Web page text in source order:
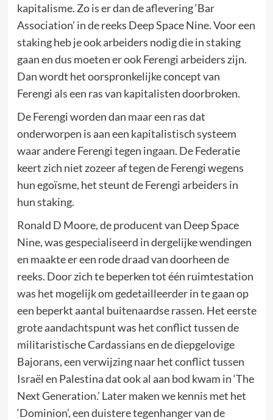
kapitalisme. Zo is er dan de aflevering ‘Bar
Association’ in de reeks Deep Space Nine. Voor een
staking heb je ook arbeiders nodig die in staking
gaan en dus moeten er ook Ferengi arbeiders zijn.
Dan wordt het oorspronkelijke concept van
Ferengi als een ras van kapitalisten doorbroken.
De Ferengi worden dan maar een ras dat
onderworpen is aan een kapitalistisch systeem
waar andere Ferengi tegen ingaan. De Federatie
keert zich niet zozeer af tegen de Ferengi wegens
hun egoïsme, het steunt de Ferengi arbeiders in
hun staking.
Ronald D Moore, de producent van Deep Space
Nine, was gespecialiseerd in dergelijke wendingen
en maakte er een rode draad van doorheen de
reeks. Door zich te beperken tot één ruimtestation
was het mogelijk om gedetailleerder in te gaan op
een beperkt aantal buitenaardse rassen. Het eerste
grote aandachtspunt was het conflict tussen de
militaristische Cardassians en de diepgelovige
Bajorans, een verwijzing naar het conflict tussen
Israël en Palestina dat ook al aan bod kwam in ‘The
Next Generation.’ Later maken we kennis met het
‘Dominion’, een duistere tegenhanger van de